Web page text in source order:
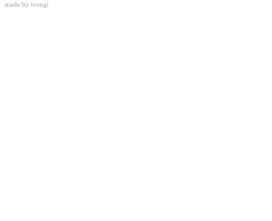
made by ivengi